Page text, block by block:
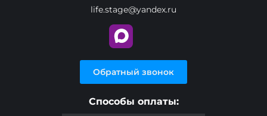
life.stage@yandex.ru
Обратный звонок
Способы оплаты: